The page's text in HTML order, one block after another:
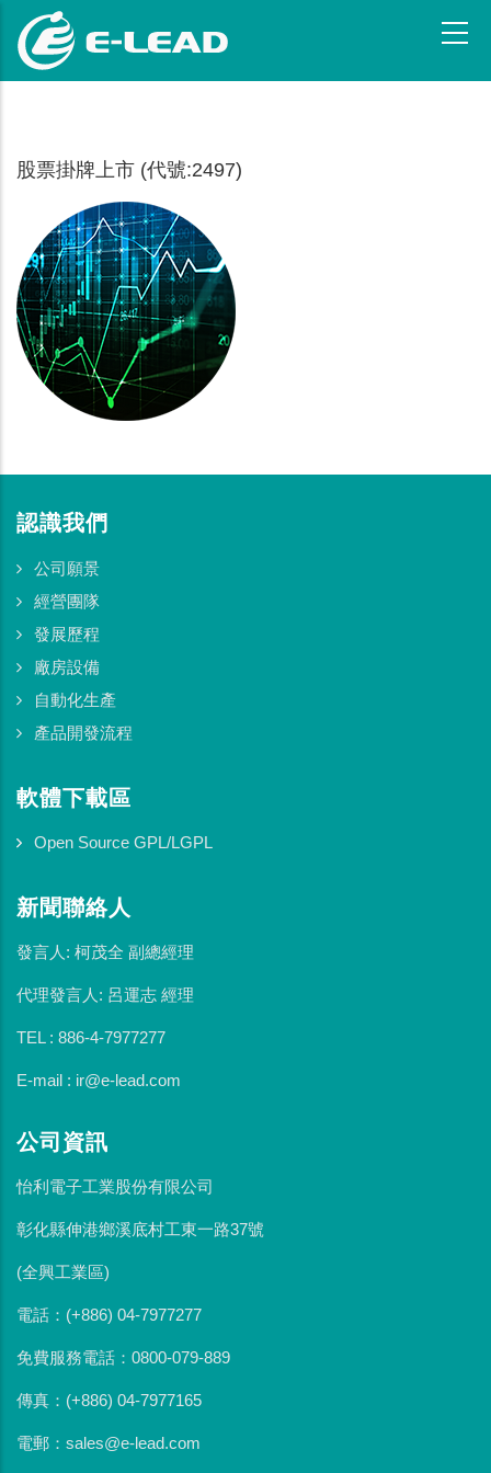
股票掛牌上市 (代號:2497)
認識我們
公司願景
經營團隊
發展歷程
廠房設備
自動化生產
產品開發流程
軟體下載區
Open Source GPL/LGPL
新聞聯絡人
發言人: 柯茂全 副總經理
代理發言人: 呂運志 經理
TEL : 886-4-7977277
E-mail : ir@e-lead.com
公司資訊
怡利電子工業股份有限公司
彰化縣伸港鄉溪底村工東一路37號
(全興工業區)
電話：(+886) 04-7977277
免費服務電話：0800-079-889
傳真：(+886) 04-7977165
電郵：sales@e-lead.com